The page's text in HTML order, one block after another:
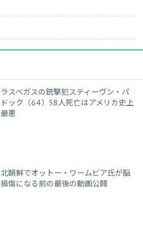
ラスベガスの銃撃犯スティーヴン・パ
ドック（64）58人死亡はアメリカ史上
最悪
北朝鮮でオットー・ワームビア氏が脳
損傷になる前の最後の動画公開